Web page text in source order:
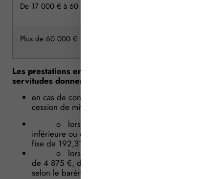
De 17 000 € à 60 000 €
Plus de 60 000 €
Les prestations en matière de mitoyenneté ou
servitudes donnent lieu, à la perception :
en cas de constitution, convention modificative ou
cession de mitoyenneté ou servitudes :
o lorsque la valeur de l’assiette est
inférieure ou égale à 4 875 €, d’un émolument
fixe de 192,31 € ;
o lorsque cette valeur dépasse le seuil
de 4 875 €, d’un émolument proportionnel,
selon le barème suivant :